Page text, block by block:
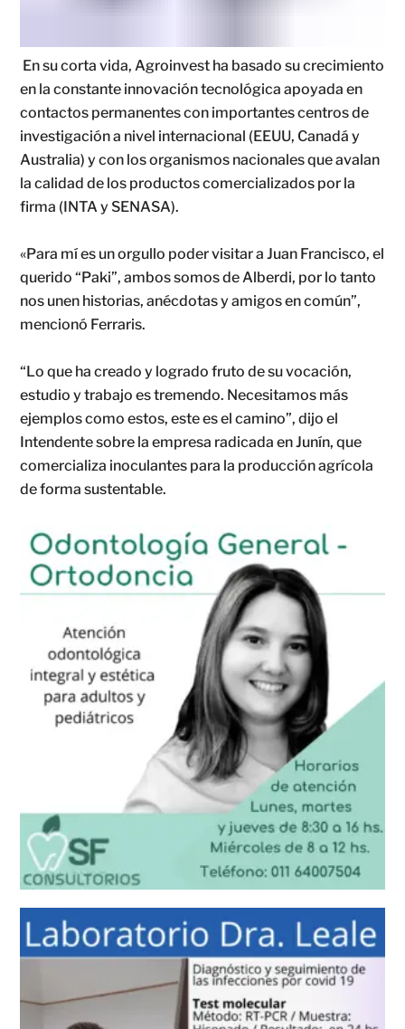
En su corta vida, Agroinvest ha basado su crecimiento
en la constante innovación tecnológica apoyada en
contactos permanentes con importantes centros de
investigación a nivel internacional (EEUU, Canadá y
Australia) y con los organismos nacionales que avalan
la calidad de los productos comercializados por la
firma (INTA y SENASA).
«Para mí es un orgullo poder visitar a Juan Francisco, el
querido “Paki”, ambos somos de Alberdi, por lo tanto
nos unen historias, anécdotas y amigos en común”,
mencionó Ferraris.
“Lo que ha creado y logrado fruto de su vocación,
estudio y trabajo es tremendo. Necesitamos más
ejemplos como estos, este es el camino”, dijo el
Intendente sobre la empresa radicada en Junín, que
comercializa inoculantes para la producción agrícola
de forma sustentable.